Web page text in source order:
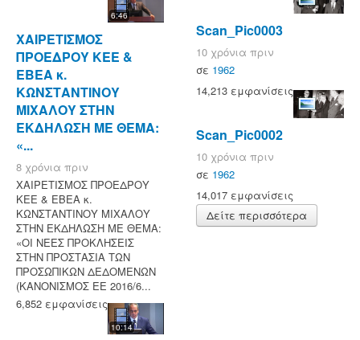
6:46
ΧΑΙΡΕΤΙΣΜΟΣ
ΠΡΟΕΔΡΟΥ ΚΕΕ &
ΕΒΕΑ κ.
ΚΩΝΣΤΑΝΤΙΝΟΥ
ΜΙΧΑΛΟΥ ΣΤΗΝ
ΕΚΔΗΛΩΣΗ ΜΕ ΘΕΜΑ:
«...
8 χρόνια πριν
ΧΑΙΡΕΤΙΣΜΟΣ ΠΡΟΕΔΡΟΥ
ΚΕΕ & ΕΒΕΑ κ.
ΚΩΝΣΤΑΝΤΙΝΟΥ ΜΙΧΑΛΟΥ
ΣΤΗΝ ΕΚΔΗΛΩΣΗ ΜΕ ΘΕΜΑ:
«ΟΙ ΝΕΕΣ ΠΡΟΚΛΗΣΕΙΣ
ΣΤΗΝ ΠΡΟΣΤΑΣΙΑ ΤΩΝ
ΠΡΟΣΩΠΙΚΩΝ ΔΕΔΟΜΕΝΩΝ
(ΚΑΝΟΝΙΣΜΟΣ ΕΕ 2016/6...
6,852 εμφανίσεις
10:14
Scan_Pic0003
10 χρόνια πριν
σε 1962
14,213 εμφανίσεις
Scan_Pic0002
10 χρόνια πριν
σε 1962
14,017 εμφανίσεις
Δείτε περισσότερα